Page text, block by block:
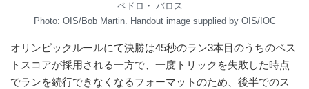
ペドロ・ バロス
Photo: OIS/Bob Martin. Handout image supplied by OIS/IOC
オリンピックルールにて決勝は45秒のラン3本目のうちのベス
トスコアが採用される一方で、一度トリックを失敗した時点
でランを続行できなくなるフォーマットのため、後半でのス